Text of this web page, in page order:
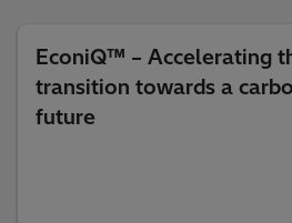
EconiQ™ – Accelerating
transition towards a
future